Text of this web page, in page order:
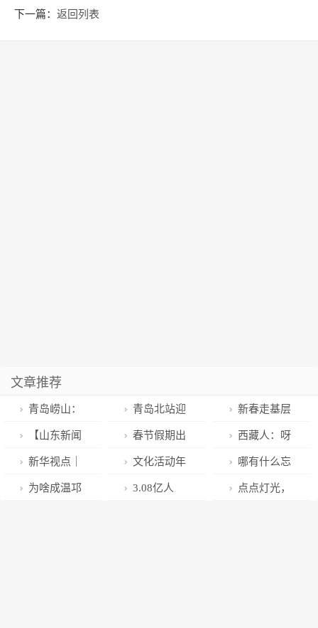
畅通
下一篇： 返回列表
文章推荐
青岛崂山：
打造绚丽灯光
秀 烘托新春
节日气氛
青岛北站迎
来返程客流高
峰 交警全力
保障交通安全
新春走基层
｜一所乡镇卫
生院的春节：
手术台上跨
【山东新闻
联播】 夏
津：春节庙会
春节假期出
行，宁波绘就
文明旅游“风景
西藏人：呀
挞！上班了！
新华视点｜
年的记忆 画
文化活动年
味浓，雅安文
哪有什么忘
不了的人，真
为啥成温邛 3.08亿人 点点灯光，